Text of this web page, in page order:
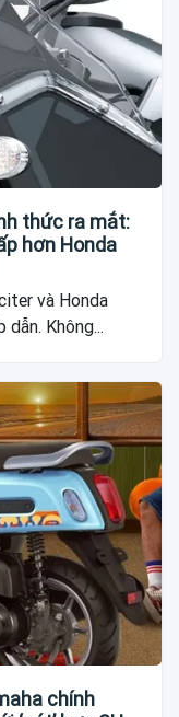
thức ra mắt:
hơn Honda
và Honda
Không...
chính